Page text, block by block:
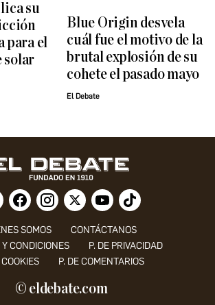
su
para el
solar
Blue Origin desvela
cuál fue el motivo de la
brutal explosión de su
cohete el pasado mayo
El Debate
SOMOS
CONTÁCTANOS
CONDICIONES
P. DE PRIVACIDAD
COOKIES
P. DE COMENTARIOS
© eldebate.com